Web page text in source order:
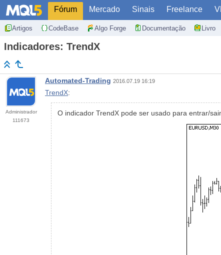
Fórum Mercado Sinais Freelance
Artigos CodeBase Algo Forge Documentação Livro
Indicadores: TrendX
Administrador
111673
Automated-Trading 2016.07.19 16:19
TrendX:
O indicador TrendX pode ser usado para entrar/